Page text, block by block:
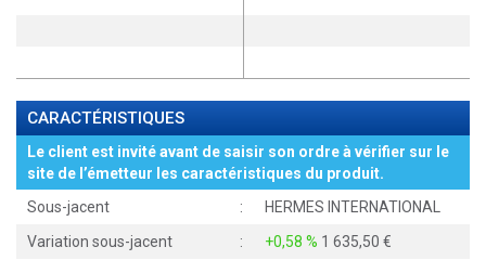
CARACTÉRISTIQUES
Le client est invité avant de saisir son ordre à vérifier sur le
site de l’émetteur les caractéristiques du produit.
Sous-jacent
:
HERMES INTERNATIONAL
Variation sous-jacent
: +0,58 % 1 635,50